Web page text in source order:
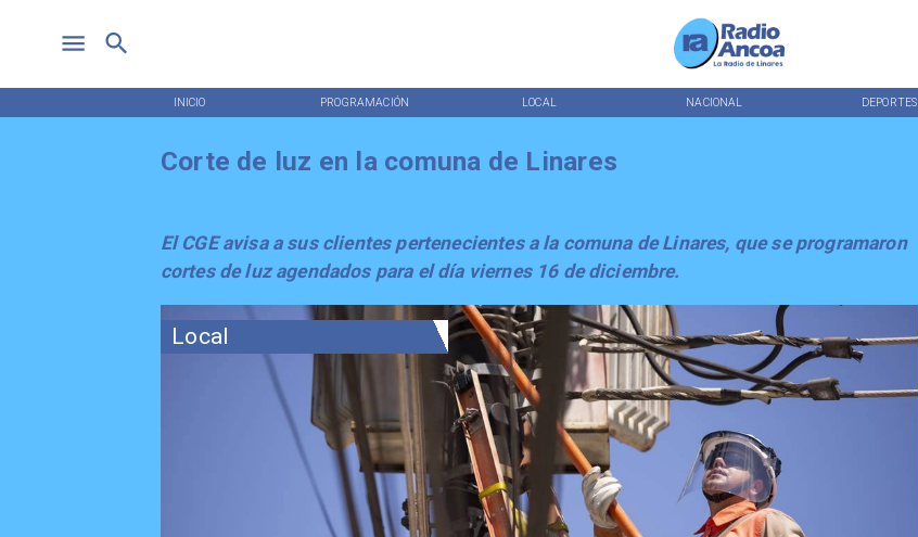
INICIO PROGRAMACIÓN LOCAL NACIONAL DEPORTES
Local
Corte de luz en la comuna de Linares
El CGE avisa a sus clientes pertenecientes a la comuna de Linares, que se programaron
cortes de luz agendados para el día viernes 16 de diciembre.